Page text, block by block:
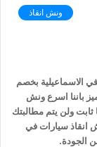
ونش انقاذ
الاسماعيلية بخصم
باننا اسرع ونش
ثابت ولن يتم مطالبتك
أو إكرامية لاننا نمتلك اكثر من 100 ونش انقاذ سيارات في
الجودة.